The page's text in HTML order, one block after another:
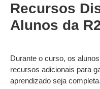
Recursos
Alunos da
Durante o curso, os
recursos adicionais para
aprendizado seja completa.